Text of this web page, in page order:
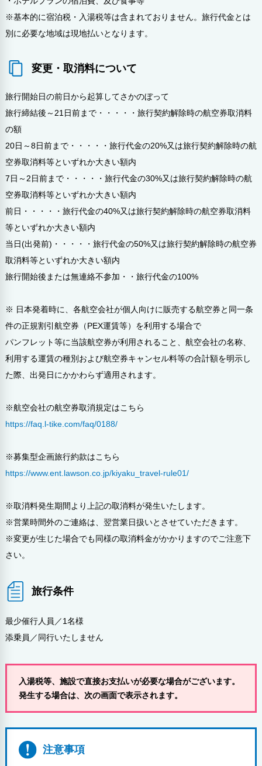
※基本的に宿泊税・入湯税等は含まれておりません。旅行代金とは
別に必要な地域は現地払いとなります。
変更・取消料について
旅行開始日の前日から起算してさかのぼって
旅行締結後～21日前まで・・・・・旅行契約解除時の航空券取消料
の額
20日～8日前まで・・・・・旅行代金の20%又は旅行契約解除時の航
空券取消料等といずれか大きい額内
7日～2日前まで・・・・・旅行代金の30%又は旅行契約解除時の航
空券取消料等といずれか大きい額内
前日・・・・・旅行代金の40%又は旅行契約解除時の航空券取消料
等といずれか大きい額内
当日(出発前)・・・・・旅行代金の50%又は旅行契約解除時の航空券
取消料等といずれか大きい額内
旅行開始後または無連絡不参加・・旅行代金の100%
※ 日本発着時に、各航空会社が個人向けに販売する航空券と同一条
件の正規割引航空券（PEX運賃等）を利用する場合で
パンフレット等に当該航空券が利用されること、航空会社の名称、
利用する運賃の種別および航空券キャンセル料等の合計額を明示し
た際、出発日にかかわらず適用されます。
※航空会社の航空券取消規定はこちら
https://faq.l-tike.com/faq/0188/
※募集型企画旅行約款はこちら
https://www.ent.lawson.co.jp/kiyaku_travel-rule01/
※取消料発生期間より上記の取消料が発生いたします。
※営業時間外のご連絡は、翌営業日扱いとさせていただきます。
※変更が生じた場合でも同様の取消料金がかかりますのでご注意下
さい。
旅行条件
最少催行人員／1名様
添乗員／同行いたしません
入湯税等、施設で直接お支払いが必要な場合がございます。
発生する場合は、次の画面で表示されます。
注意事項